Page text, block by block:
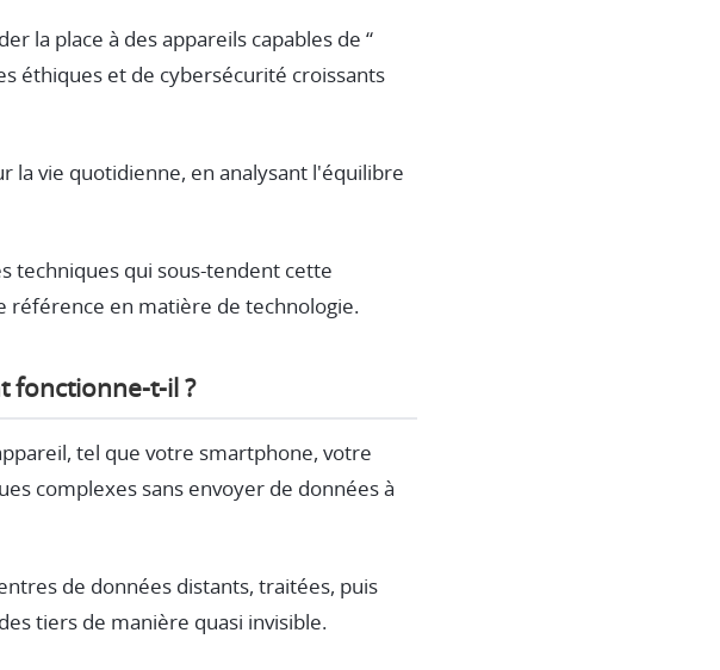
la place à des appareils capables de “
éthiques et de cybersécurité croissants
la vie quotidienne, en analysant l'équilibre
techniques qui sous-tendent cette
référence en matière de technologie.
fonctionne-t-il ?
tel que votre smartphone, votre
complexes sans envoyer de données à
de données distants, traitées, puis
tiers de manière quasi invisible.